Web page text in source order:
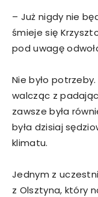
– Już nigdy nie
śmieje się
pod uwagę
Nie było
walcząc z
zawsze była
była dzisiaj
klimatu.
Jednym z
z Olsztyna, który